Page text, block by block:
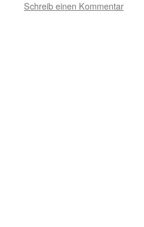
Schreib einen Kommentar